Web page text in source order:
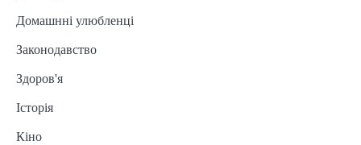
Домашнні улюбленці
Законодавство
Здоров'я
Історія
Кіно